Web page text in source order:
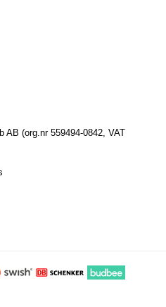
AB (org.nr 559494-0842, VAT